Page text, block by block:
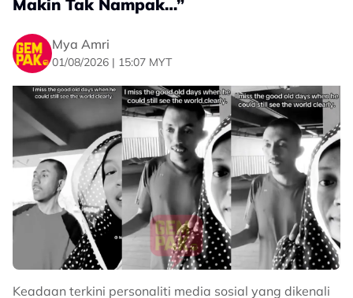
Makin Tak Nampak…”
Mya Amri
01/08/2026 | 15:07 MYT
Keadaan terkini personaliti media sosial yang dikenali